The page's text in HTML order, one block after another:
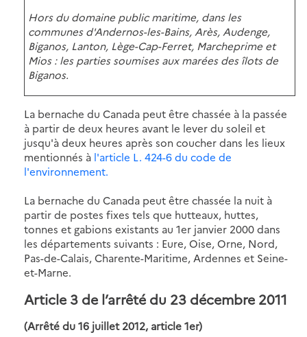
Hors du domaine public maritime, dans les
communes d'Andernos-les-Bains, Arès, Audenge,
Biganos, Lanton, Lège-Cap-Ferret, Marcheprime et
Mios : les parties soumises aux marées des îlots de
Biganos.
La bernache du Canada peut être chassée à la passée
à partir de deux heures avant le lever du soleil et
jusqu'à deux heures après son coucher dans les lieux
mentionnés à l'article L. 424-6 du code de
l'environnement.
La bernache du Canada peut être chassée la nuit à
partir de postes fixes tels que hutteaux, huttes,
tonnes et gabions existants au 1er janvier 2000 dans
les départements suivants : Eure, Oise, Orne, Nord,
Pas-de-Calais, Charente-Maritime, Ardennes et Seine-
et-Marne.
Article 3 de l’arrêté du 23 décembre 2011
(Arrêté du 16 juillet 2012, article 1er)